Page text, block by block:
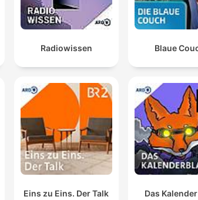
Radiowissen Blaue
Eins zu Eins. Der Talk Das